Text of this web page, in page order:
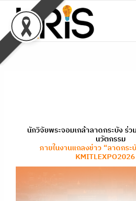
content
นักวิจัยพระจอมเกล้าลาดกระบัง ร่ว
นวัตกรรม
ภายในงานแถลงข่าว “ลาดกร
KMITLEXPO2026